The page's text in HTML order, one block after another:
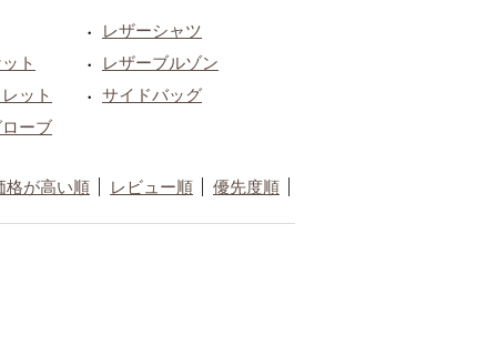
・
レザーシャツ
ト
・
レザーブルゾン
ット
・ サイドバッグ
ーブ
格が高い順 レビュー順 優先度順